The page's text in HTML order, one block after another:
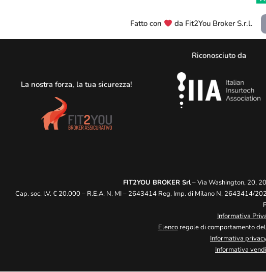
Fatto con da Fit2You Broker S.r.l.
La nostra forza, la tua sicurezza!
Riconosciuto da
FIT2YOU BROKER Srl– Via Washington, 20,
Cap. soc. I.V. € 20.000 – R.E.A. N. MI – 2643414 Reg. Imp. di Milano N. 2643414/
Informativa
Elencoregole di comportamento
Informativa
Informativa